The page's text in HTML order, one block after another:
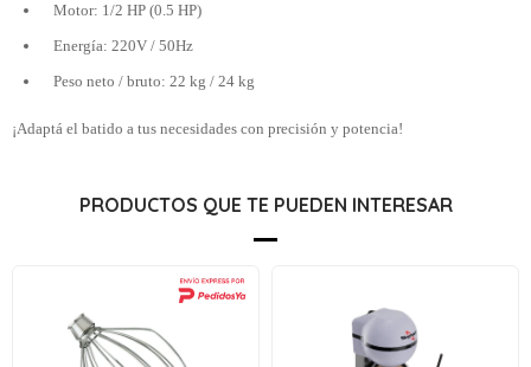
Motor: 1/2 HP (0.5 HP)
Energía: 220V / 50Hz
Peso neto / bruto: 22 kg / 24 kg
¡Adaptá el batido a tus necesidades con precisión y potencia!
PRODUCTOS QUE TE PUEDEN INTERESAR